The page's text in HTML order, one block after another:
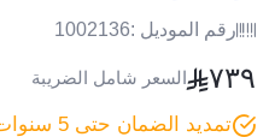
مميزات مايكرويف كاندي CMXG30DB-SASO :
رقم الموديل :1002136
٧٣٩ السعر شامل الضريبة
تمديد الضمان حتى 5 سنوات